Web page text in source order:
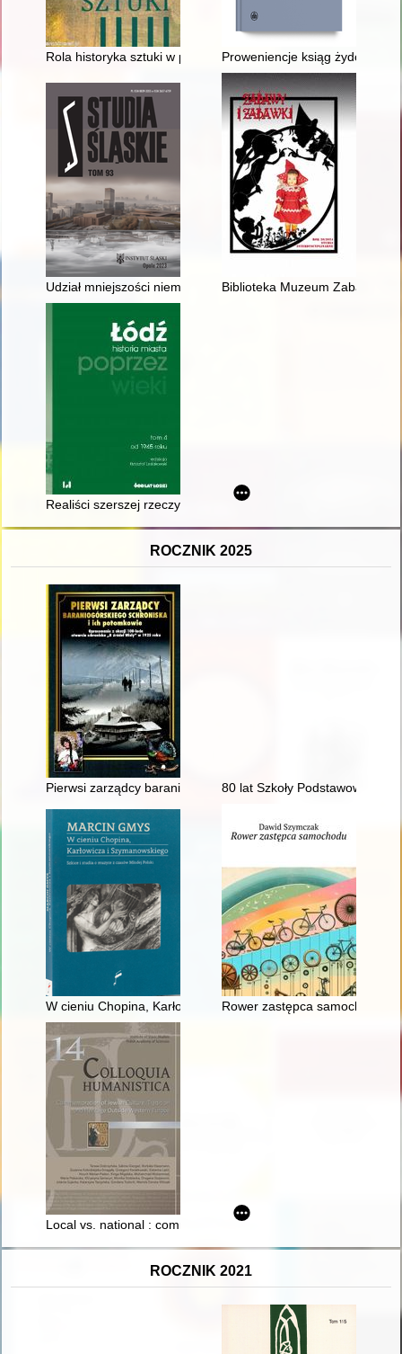
Rola historyka sztuki w przygotowaniu dokumentacji
Proweniencje ksiąg
Udział mniejszości niemieckiej w wyborach w III RP, ze
Biblioteka Muzeum Zabawek i
Realiści szerszej rzeczywistości : przestrzenie łódzkich
ROCZNIK 2025
Pierwsi zarządcy baraniogórskiego schroniska i ich
80 lat Szkoły Podstawowej
W cieniu Chopina, Karłowicza i Szymanowskiego : szkice i
Rower zastępca samochodu
Local vs. national : commemorative practices of Jewish
ROCZNIK 2021